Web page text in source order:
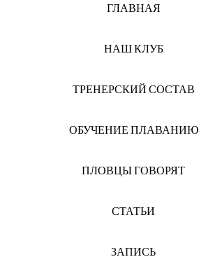
ГЛАВНАЯ
НАШ КЛУБ
ТРЕНЕРСКИЙ СОСТАВ
ОБУЧЕНИЕ ПЛАВАНИЮ
ПЛОВЦЫ ГОВОРЯТ
СТАТЬИ
ЗАПИСЬ